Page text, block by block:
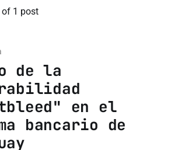
1 post
de la
en el
bancario de